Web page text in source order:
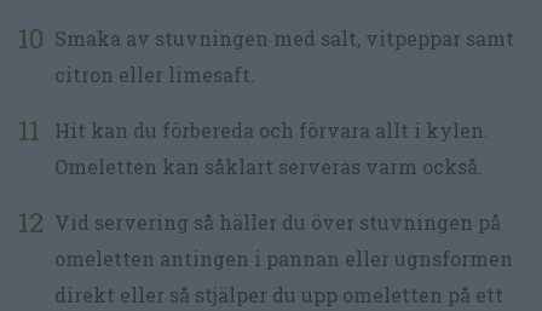
Smaka av stuvningen med salt, vitpeppar samt
citron eller limesaft.
Hit kan du förbereda och förvara allt i kylen.
Omeletten kan såklart serveras varm också.
Vid servering så häller du över stuvningen på
omeletten antingen i pannan eller ugnsformen
direkt eller så stjälper du upp omeletten på ett